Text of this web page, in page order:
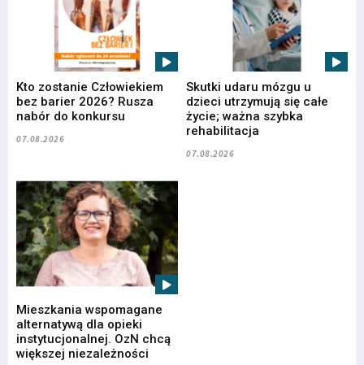
Kto zostanie Człowiekiem
bez barier 2026? Rusza
nabór do konkursu
07.08.2026
Skutki udaru mózgu u
dzieci utrzymują się całe
życie; ważna szybka
rehabilitacja
07.08.2026
Mieszkania wspomagane
alternatywą dla opieki
instytucjonalnej. OzN chcą
większej niezależności